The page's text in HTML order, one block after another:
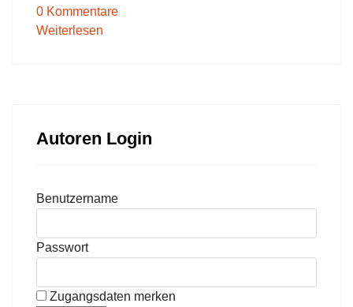
0 Kommentare
Weiterlesen
Autoren Login
Benutzername
Passwort
Zugangsdaten merken